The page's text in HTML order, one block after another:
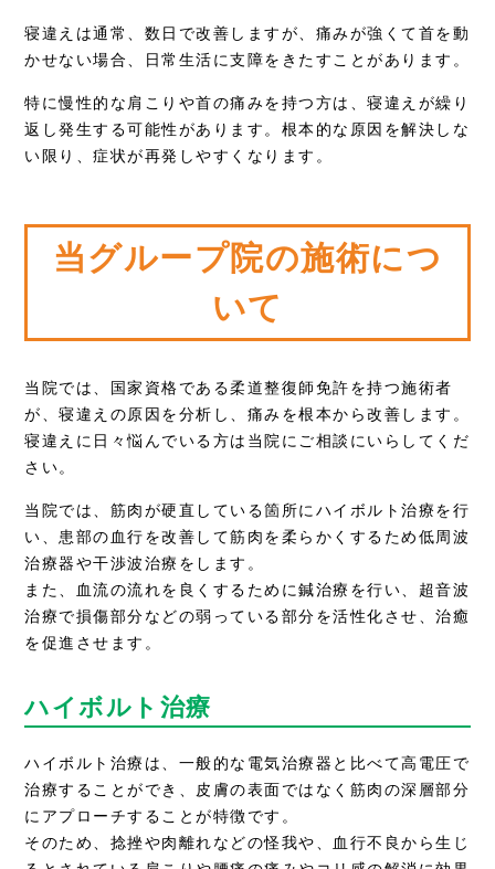
寝違えは通常、数日で改善しますが、痛みが強くて首を動
かせない場合、日常生活に支障をきたすことがあります。
特に慢性的な肩こりや首の痛みを持つ方は、寝違えが繰り
返し発生する可能性があります。根本的な原因を解決しな
い限り、症状が再発しやすくなります。
当グループ院の施術につ
いて
当院では、国家資格である柔道整復師免許を持つ施術者
が、寝違えの原因を分析し、痛みを根本から改善します。
寝違えに日々悩んでいる方は当院にご相談にいらしてくだ
さい。
当院では、筋肉が硬直している箇所にハイボルト治療を行
い、患部の血行を改善して筋肉を柔らかくするため低周波
治療器や干渉波治療をします。
また、血流の流れを良くするために鍼治療を行い、超音波
治療で損傷部分などの弱っている部分を活性化させ、治癒
を促進させます。
ハイボルト治療
ハイボルト治療は、一般的な電気治療器と比べて高電圧で
治療することができ、皮膚の表面ではなく筋肉の深層部分
にアプローチすることが特徴です。
そのため、捻挫や肉離れなどの怪我や、血行不良から生じ